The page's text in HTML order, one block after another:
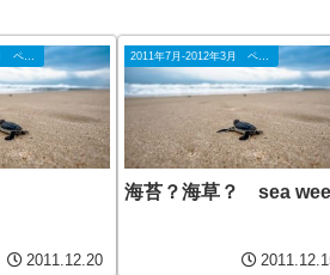
2011.12.20
海苔？海草？ sea